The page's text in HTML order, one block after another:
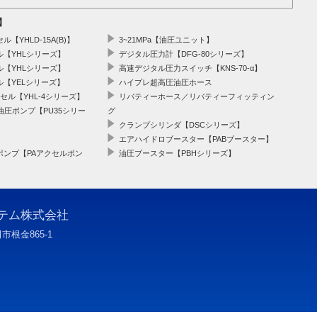
【YHLD-15A(B)】
YHLシリーズ】
YHLシリーズ】
YELシリーズ】
ル【YHL-4シリーズ】
圧ポンプ【PU35シリー
プ【PAアクセルポン
3~21MPa【油圧ユニット】
デジタル圧力計【DFG-80シリーズ】
高速デジタル圧力スイッチ【KNS-70-α】
ハイプレ超高圧油圧ホース
リバティーホース／リバティーフィッティン
グ
クランプシリンダ【DSCシリーズ】
エアハイドロブースター【PABブースター】
油圧ブースター【PBHシリーズ】
ム株式会社
根金865-1